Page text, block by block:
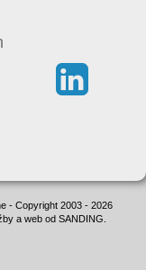
- Copyright 2003 - 2026
a web od SANDING.